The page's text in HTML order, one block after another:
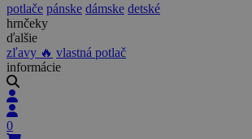
potlače pánske dámske detské
hrnčeky
ďalšie
zľavy 🔥 vlastná potlač
informácie
0